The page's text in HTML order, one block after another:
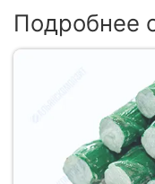
Подробнее